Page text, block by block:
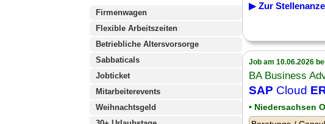
Firmenwagen
Flexible Arbeitszeiten
Betriebliche Altersvorsorge
Sabbaticals
Jobticket
Mitarbeiterevents
Weihnachtsgeld
▶ Zur
Job am 10.06.2026
BA Business
SAP Cloud
• Niedersachsen